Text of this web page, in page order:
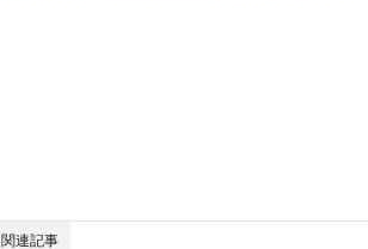
関連記事